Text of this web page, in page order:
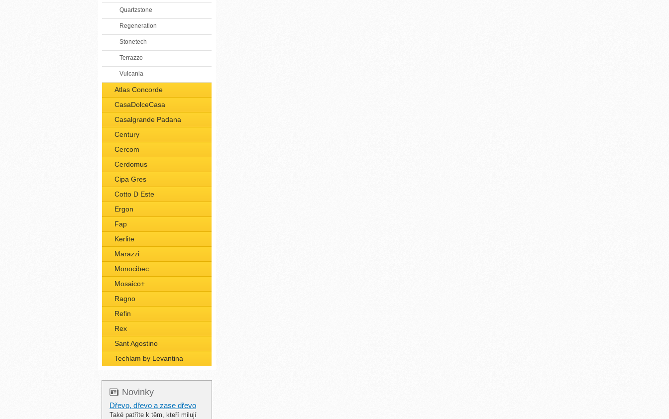
Quartzstone
Regeneration
Stonetech
Terrazzo
Vulcania
Atlas Concorde
CasaDolceCasa
Casalgrande Padana
Century
Cercom
Cerdomus
Cipa Gres
Cotto D Este
Ergon
Fap
Kerlite
Marazzi
Monocibec
Mosaico+
Ragno
Refin
Rex
Sant Agostino
Techlam by Levantina
Novinky
Dřevo, dřevo a zase dřevo
Také patříte k těm, kteří milují